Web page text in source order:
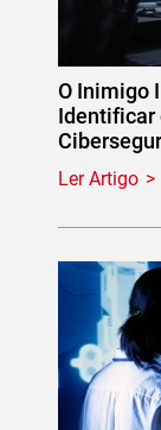
O Inimigo
Identificar
Ler Artigo